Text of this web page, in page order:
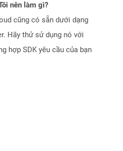
nên làm gì?
cũng có sẵn dưới dạng
Hãy thử sử dụng nó với
hợp SDK yêu cầu của bạn